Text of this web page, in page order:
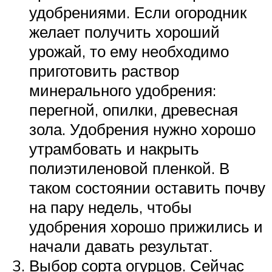
удобрениями. Если огородник
желает получить хороший
урожай, то ему необходимо
приготовить раствор
минерального удобрения:
перегной, опилки, древесная
зола. Удобрения нужно хорошо
утрамбовать и накрыть
полиэтиленовой пленкой. В
таком состоянии оставить почву
на пару недель, чтобы
удобрения хорошо прижились и
начали давать результат.
Выбор сорта огурцов. Сейчас